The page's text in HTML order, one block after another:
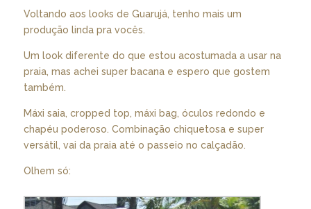
Voltando aos looks de Guarujá, tenho mais um
produção linda pra vocês.
Um look diferente do que estou acostumada a usar na
praia, mas achei super bacana e espero que gostem
também.
Máxi saia, cropped top, máxi bag, óculos redondo e
chapéu poderoso. Combinação chiquetosa e super
versátil, vai da praia até o passeio no calçadão.
Olhem só: